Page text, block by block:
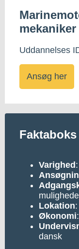
mekaniker
Uddannelses
Ansøg her
Faktaboks
Varighed
Lokation
Økonomi
dansk